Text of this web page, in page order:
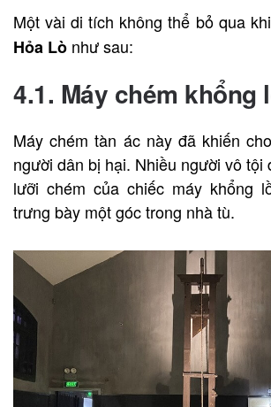
Một vài di tích không thể bỏ qua
Hỏa Lò như sau:
4.1. Máy chém khổng
Máy chém tàn ác này đã khiến
người dân bị hại. Nhiều người vô tội
lưỡi chém của chiếc máy khổng
trưng bày một góc trong nhà tù.